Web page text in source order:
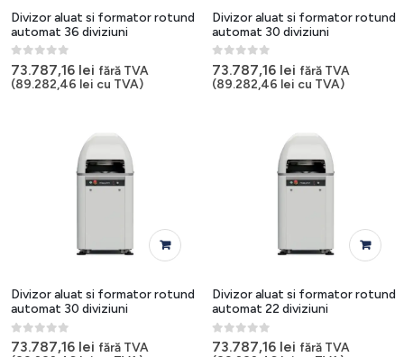
Divizor aluat si formator rotund
automat 36 diviziuni
0out of 5
73.787,16 lei fără TVA
(89.282,46 lei cu TVA)
Divizor aluat si formator rotund
automat 30 diviziuni
0out of 5
73.787,16 lei fără TVA
(89.282,46 lei cu TVA)
Divizor aluat si formator rotund
automat 30 diviziuni
0out of 5
73.787,16 lei fără TVA
Divizor aluat si formator rotund
automat 22 diviziuni
0out of 5
73.787,16 lei fără TVA